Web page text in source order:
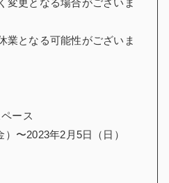
変更となる場合がございま
業となる可能性がございま
ース
〜2023年2月5日（日）